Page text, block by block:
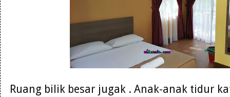
Ruang bilik besar jugak . Anak-anak tidur